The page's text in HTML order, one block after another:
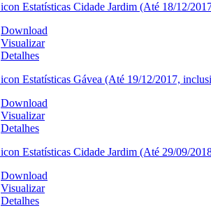
Estatísticas Cidade Jardim (Até 18/12/
Download
Visualizar
Detalhes
Estatísticas Gávea (Até 19/12/2017,
Download
Visualizar
Detalhes
Estatísticas Cidade Jardim (Até 29/09/
Download
Visualizar
Detalhes